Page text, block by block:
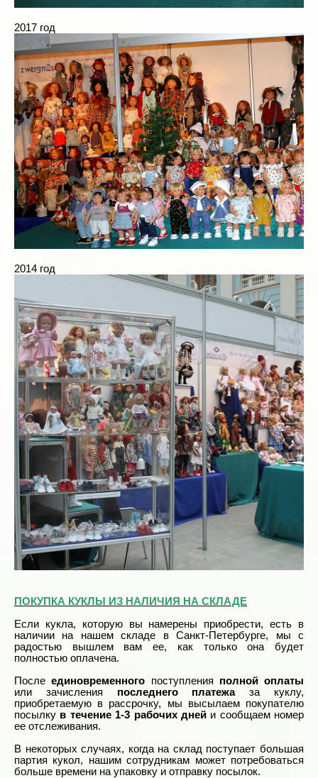
2017 год
2014 год
ПОКУПКА КУКЛЫ ИЗ НАЛИЧИЯ НА СКЛАДЕ
Если кукла, которую вы намерены приобрести, есть в
наличии на нашем складе в Санкт-Петербурге, мы с
радостью вышлем вам ее, как только она будет
полностью оплачена.
Послеединовременного поступления полной оплаты
или зачисления последнего платежаза куклу,
приобретаемую в рассрочку, мы высылаем покупателю
посылку в течение 1-3 рабочих днейи сообщаем номер
ее отслеживания.
В некоторых случаях, когда на склад поступает большая
партия кукол, нашим сотрудникам может потребоваться
больше времени на упаковку и отправку посылок.